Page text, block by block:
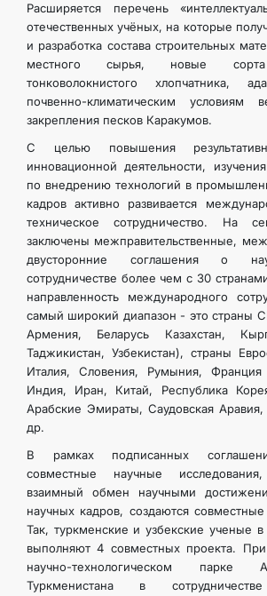
Расширяется перечень
отечественных учёных, на которые
и разработка состава строительных
местного сырья, новые
тонковолокнистого хлопчатника,
почвенно-климатическим условиям
закрепления песков Каракумов.
С целью повышения
инновационной деятельности,
по внедрению технологий в
кадров активно развивается
техническое сотрудничество. На
заключены межправительственные,
двусторонние соглашения о
сотрудничестве более чем с 30
направленность международного
самый широкий диапазон - это страны
Армения, Беларусь Казахстан,
Таджикистан, Узбекистан), страны
Италия, Словения, Румыния,
Индия, Иран, Китай, Республика
Арабские Эмираты, Саудовская
др.
В рамках подписанных
совместные научные исследования,
взаимный обмен научными
научных кадров, создаются
Так, туркменские и узбекские ученые
выполняют 4 совместных проекта.
научно-технологическом парке
Туркменистана в